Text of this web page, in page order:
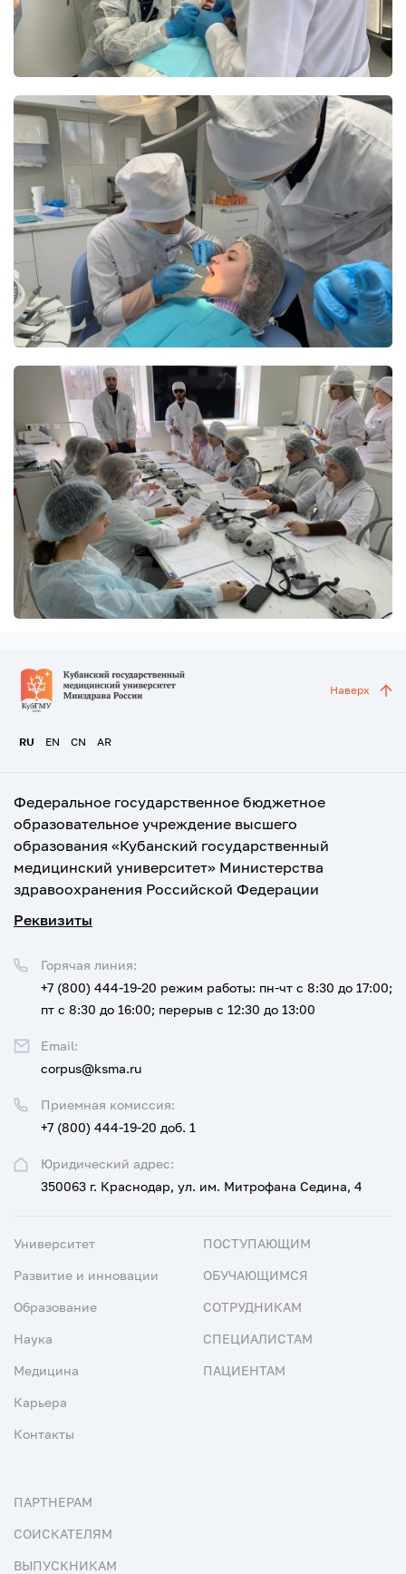
RU EN CN AR
Наверх
Федеральное государственное бюджетное
образовательное учреждение высшего
образования «Кубанский государственный
медицинский университет» Министерства
здравоохранения Российской Федерации
Реквизиты
Юридический адрес:
350063 г. Краснодар, ул. им. Митрофана Седина, 4
Приемная комиссия:
+7 (800) 444-19-20 доб. 1
Горячая линия:
+7 (800) 444-19-20 режим работы: пн-чт с 8:30 до 17:00;
пт с 8:30 до 16:00; перерыв с 12:30 до 13:00
Email:
corpus@ksma.ru
Университет
Развитие и инновации
Образование
Наука
Медицина
Карьера
Контакты
ПОСТУПАЮЩИМ
ОБУЧАЮЩИМСЯ
СОТРУДНИКАМ
СПЕЦИАЛИСТАМ
ПАЦИЕНТАМ
ПАРТНЕРАМ
СОИСКАТЕЛЯМ
ВЫПУСКНИКАМ